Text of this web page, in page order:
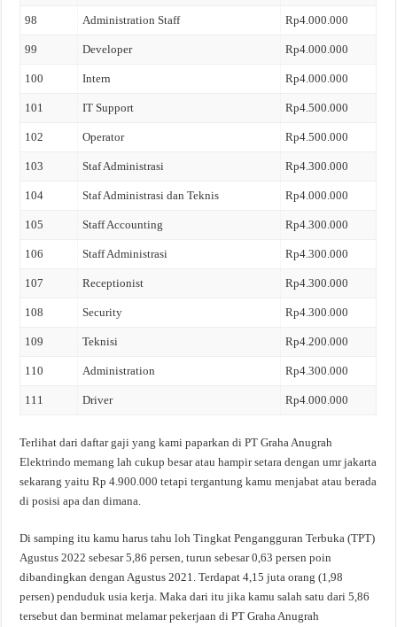
98 Administration Staff Rp4.000.000
99 Developer Rp4.000.000
100 Intern Rp4.000.000
101 IT Support Rp4.500.000
102 Operator Rp4.500.000
103 Staf Administrasi Rp4.300.000
104 Staf Administrasi dan Teknis Rp4.000.000
105 Staff Accounting Rp4.300.000
106 Staff Administrasi Rp4.300.000
107 Receptionist Rp4.300.000
108 Security Rp4.300.000
109 Teknisi Rp4.200.000
110 Administration Rp4.300.000
111 Driver Rp4.000.000
Terlihat dari daftar gaji yang kami paparkan di PT Graha Anugrah
Elektrindo memang lah cukup besar atau hampir setara dengan umr jakarta
sekarang yaitu Rp 4.900.000 tetapi tergantung kamu menjabat atau berada
di posisi apa dan dimana.
Di samping itu kamu harus tahu loh Tingkat Pengangguran Terbuka (TPT)
Agustus 2022 sebesar 5,86 persen, turun sebesar 0,63 persen poin
dibandingkan dengan Agustus 2021. Terdapat 4,15 juta orang (1,98
persen) penduduk usia kerja. Maka dari itu jika kamu salah satu dari 5,86
tersebut dan berminat melamar pekerjaan di PT Graha Anugrah